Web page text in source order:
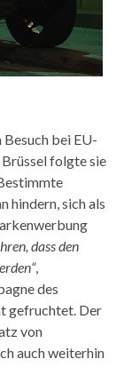
Besuch bei EU-
folgte sie
hindern, sich als
dass den
,
des
gefruchtet. Der
von
auch weiterhin